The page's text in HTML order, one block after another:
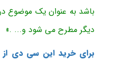
باشد به عنوان یک
دیگر مطرح می شود و... .»
برای خرید این سی دی از